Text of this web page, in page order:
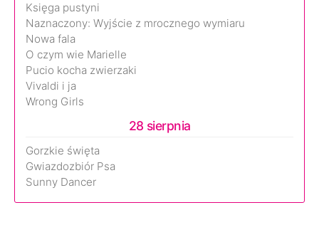
Księga pustyni
Naznaczony: Wyjście z mrocznego wymiaru
Nowa fala
O czym wie Marielle
Pucio kocha zwierzaki
Vivaldi i ja
Wrong Girls
28 sierpnia
Gorzkie święta
Gwiazdozbiór Psa
Sunny Dancer